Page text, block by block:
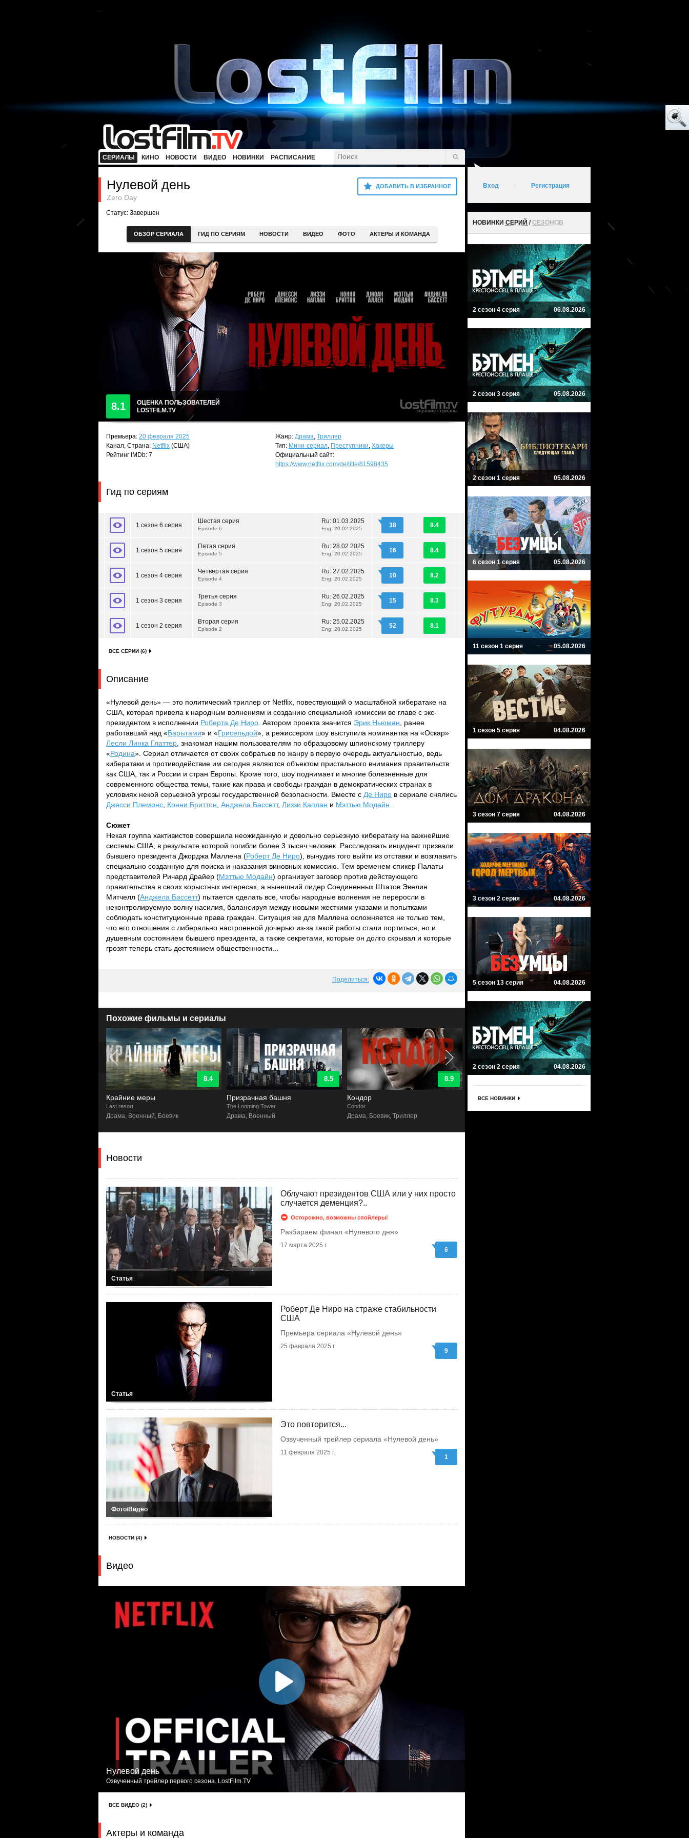
СЕРИАЛЫ КИНО НОВОСТИ ВИДЕО НОВИНКИ РАСПИСАНИЕ
ДОБАВИТЬ В ИЗБРАННОЕ
Нулевой день
Zero Day
Статус: Завершен
ОБЗОР СЕРИАЛА ГИД ПО СЕРИЯМ НОВОСТИ ВИДЕО ФОТО АКТЕРЫ И КОМАНДА
8.1
ОЦЕНКА ПОЛЬЗОВАТЕЛЕЙ
LOSTFILM.TV
Премьера: 20 февраля 2025
Канал, Страна: Netflix (США)
Рейтинг IMDb: 7
Жанр: Драма, Триллер
Тип: Мини-сериал, Преступники, Хакеры
Официальный сайт:
https://www.netflix.com/de/title/81598435
Гид по сериям
1 сезон 6 серия
Шестая серия
Episode 6
Ru: 01.03.2025
Eng: 20.02.2025 38 8.4
1 сезон 5 серия
Пятая серия
Episode 5
Ru: 28.02.2025
Eng: 20.02.2025 16 8.4
1 сезон 4 серия
Четвёртая серия
Episode 4
Ru: 27.02.2025
Eng: 20.02.2025 10 8.2
1 сезон 3 серия
Третья серия
Episode 3
Ru: 26.02.2025
Eng: 20.02.2025 15 8.3
1 сезон 2 серия
Вторая серия
Episode 2
Ru: 25.02.2025
Eng: 20.02.2025 52 8.1
ВСЕ СЕРИИ (6)
Описание
«Нулевой день» — это политический триллер от Netflix, повествующий о масштабной кибератаке на
США, которая привела к народным волнениям и созданию специальной комиссии во главе с экс-
президентом в исполнении Роберта Де Ниро . Автором проекта значится Эрик Ньюман , ранее
работавший над «Барыгами» и «Грисельдой», а режиссером шоу выступила номинантка на «Оскар»
Лесли Линка Глаттер , знакомая нашим пользователям по образцовому шпионскому триллеру
«Родина». Сериал отличается от своих собратьев по жанру в первую очередь актуальностью, ведь
кибератаки и противодействие им сегодня являются объектом пристального внимания правительств
как США, так и России и стран Европы. Кроме того, шоу поднимает и многие болезненные для
современного общества темы, такие как права и свободы граждан в демократических странах в
условиях некой серьезной угрозы государственной безопасности. Вместе с Де Ниро в сериале снялись
Джесси Племонс Конни Бриттон Анджела Бассетт, Лиззи Каплан и Мэттью Модайн
Сюжет
Некая группа хактивистов совершила неожиданную и довольно серьезную кибератаку на важнейшие
системы США, в результате которой погибли более 3 тысяч человек. Расследовать инцидент призвали
бывшего президента Джорджа Маллена (Роберт Де Ниро), вынудив того выйти из отставки и возглавить
специально созданную для поиска и наказания виновных комиссию. Тем временем спикер Палаты
представителей Ричард Драйер (Мэттью Модайн) организует заговор против действующего
правительства в своих корыстных интересах, а нынешний лидер Соединенных Штатов Эвелин
Митчелл (Анджела Бассетт) пытается сделать все, чтобы народные волнения не переросли в
неконтролируемую волну насилия, балансируя между новыми жесткими указами и попытками
соблюдать конституционные права граждан. Ситуация же для Маллена осложняется не только тем,
что его отношения с либерально настроенной дочерью из-за такой работы стали портиться, но и
душевным состоянием бывшего президента, а также секретами, которые он долго скрывал и которые
грозят теперь стать достоянием общественности...
Поделиться:
Похожие фильмы и сериалы
8.4
Крайние меры
Last resort
Драма, Военный, Боевик
8.5
Призрачная башня
The Looming Tower
Драма, Военный
8.9
Кондор
Condor
Драма, Боевик, Триллер
Шпион
Новости
Статья
Облучают президентов США или у них просто
случается деменция?..
Осторожно, возможны спойлеры!
Разбираем финал «Нулевого дня»
17 марта 2025 г.
6
Статья
Роберт Де Ниро на страже стабильности
США
Премьера сериала «Нулевой день»
25 февраля 2025 г.
9
Фото/Видео
Это повторится...
Озвученный трейлер сериала «Нулевой день»
11 февраля 2025 г.
1
НОВОСТИ (4)
Видео
Нулевой день
Озвученный трейлер первого сезона. LostFilm.TV
ВСЕ ВИДЕО (2)
Актеры и команда
Вход Регистрация
НОВИНКИ СЕРИЙ /СЕЗОНОВ
2 сезон 4 серия 06.08.2026
2 сезон 3 серия 05.08.2026
2 сезон 1 серия 05.08.2026
6 сезон 1 серия 05.08.2026
11 сезон 1 серия 05.08.2026
1 сезон 5 серия 04.08.2026
3 сезон 7 серия 04.08.2026
3 сезон 2 серия 04.08.2026
5 сезон 13 серия 04.08.2026
2 сезон 2 серия 04.08.2026
ВСЕ НОВИНКИ